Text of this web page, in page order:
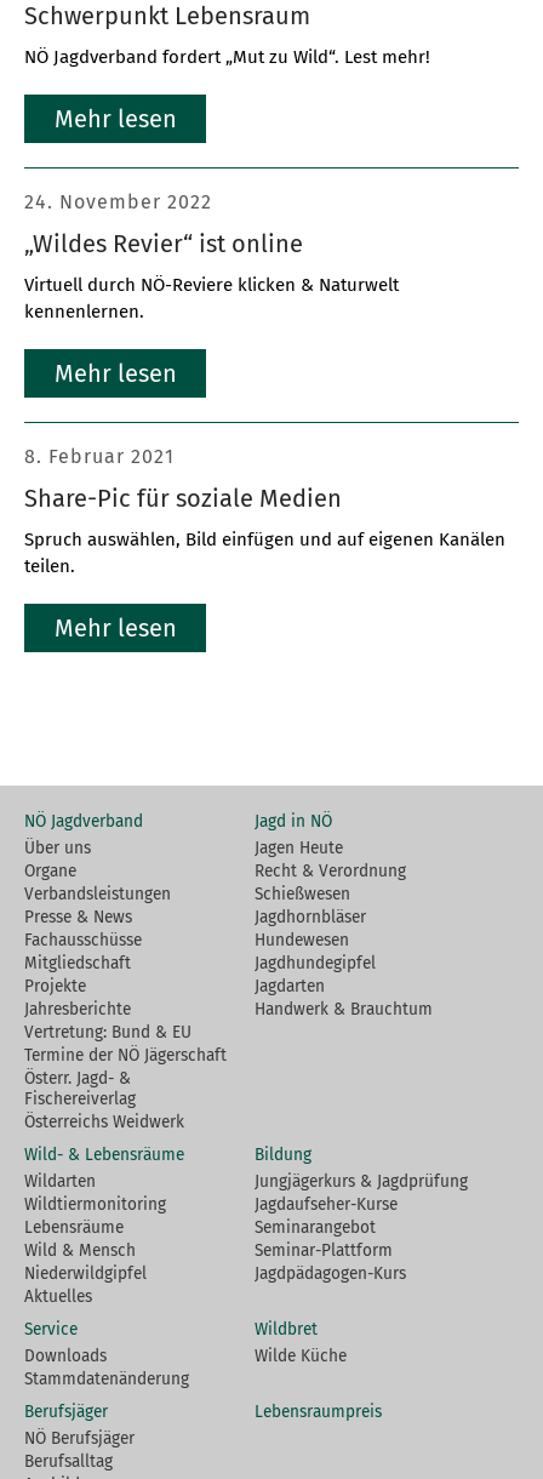
Schwerpunkt Lebensraum
NÖ Jagdverband fordert „Mut zu Wild“. Lest mehr!
Mehr lesen
„Wildes Revier“ ist online
Virtuell durch NÖ-Reviere klicken & Naturwelt
kennenlernen.
24. November 2022
Mehr lesen
Share-Pic für soziale Medien
Spruch auswählen, Bild einfügen und auf eigenen Kanälen
teilen.
8. Februar 2021
Mehr lesen
NÖ Jagdverband
Über uns
Organe
Verbandsleistungen
Presse & News
Fachausschüsse
Mitgliedschaft
Projekte
Jahresberichte
Vertretung: Bund & EU
Termine der NÖ Jägerschaft
Österr. Jagd- &
Fischereiverlag
Österreichs Weidwerk
Jagd in NÖ
Jagen Heute
Recht & Verordnung
Schießwesen
Jagdhornbläser
Hundewesen
Jagdhundegipfel
Jagdarten
Handwerk & Brauchtum
Wild- & Lebensräume
Wildarten
Wildtiermonitoring
Lebensräume
Wild & Mensch
Niederwildgipfel
Aktuelles
Bildung
Jungjägerkurs & Jagdprüfung
Jagdaufseher-Kurse
Seminarangebot
Seminar-Plattform
Jagdpädagogen-Kurs
Service
Downloads
Stammdatenänderung
Wildbret
Wilde Küche
Berufsjäger
NÖ Berufsjäger
Berufsalltag
Lebensraumpreis